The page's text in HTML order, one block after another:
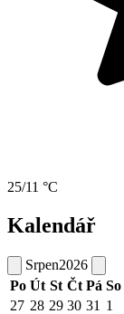
25/11 °C
Kalendář
Srpen2026
Po Út St Čt Pá So
27 28 29 30 31 1